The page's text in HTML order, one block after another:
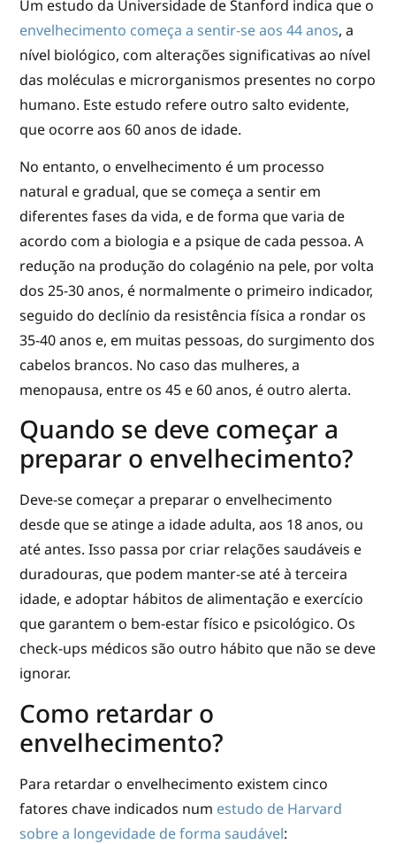
Um estudo da Universidade de Stanford indica que o
envelhecimento começa a sentir-se aos 44 anos, a
nível biológico, com alterações significativas ao nível
das moléculas e microrganismos presentes no corpo
humano. Este estudo refere outro salto evidente,
que ocorre aos 60 anos de idade.
No entanto, o envelhecimento é um processo
natural e gradual, que se começa a sentir em
diferentes fases da vida, e de forma que varia de
acordo com a biologia e a psique de cada pessoa. A
redução na produção do colagénio na pele, por volta
dos 25-30 anos, é normalmente o primeiro indicador,
seguido do declínio da resistência física a rondar os
35-40 anos e, em muitas pessoas, do surgimento dos
cabelos brancos. No caso das mulheres, a
menopausa, entre os 45 e 60 anos, é outro alerta.
Quando se deve começar a
preparar o envelhecimento?
Deve-se começar a preparar o envelhecimento
desde que se atinge a idade adulta, aos 18 anos, ou
até antes. Isso passa por criar relações saudáveis e
duradouras, que podem manter-se até à terceira
idade, e adoptar hábitos de alimentação e exercício
que garantem o bem-estar físico e psicológico. Os
check-ups médicos são outro hábito que não se deve
ignorar.
Como retardar o
envelhecimento?
Para retardar o envelhecimento existem cinco
fatores chave indicados num estudo de Harvard
sobre a longevidade de forma saudável: